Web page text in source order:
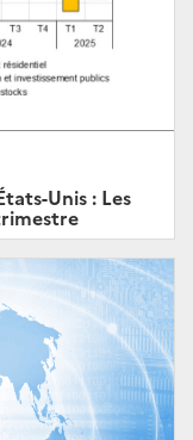
Unis : Les